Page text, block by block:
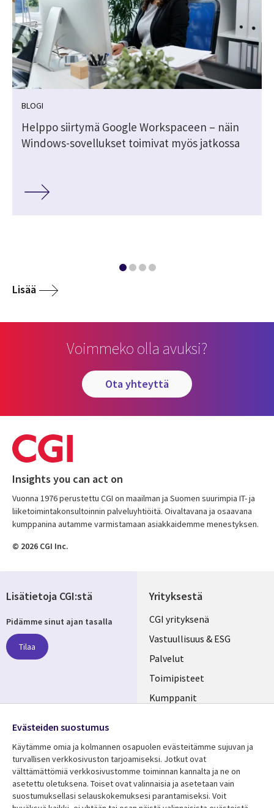
BLOGI
Helppo siirtymä Google Workspaceen – näin
Windows-sovellukset toimivat myös jatkossa
Lisää
Voimmeko olla avuksi?
ota yhteyttä
Insights you can act on
Vuonna 1976 perustettu CGI on maailman ja Suomen suurimpia IT- ja
liiketoimintakonsultoinnin palveluyhtiöitä. Oivaltavana ja osaavana
kumppanina autamme varmistamaan asiakkaidemme menestyksen.
© 2026 CGI Inc.
Yrityksestä
Useful
links
FINLAND
CGI yrityksenä
Vastuullisuus & ESG
Palvelut
Toimipisteet
Kumppanit
Resurssikeskus Lisätietoa
Lisätietoja CGI:stä
Pidämme sinut ajan tasalla
Tilaa
Media
FINLAND
Evästeiden suostumus
Käytämme omia ja kolmannen osapuolen evästeitämme sujuvan ja
turvallisen verkkosivuston tarjoamiseksi. Jotkut ovat
välttämättömiä verkkosivustomme toiminnan kannalta ja ne on
asetettu oletuksena. Toiset ovat valinnaisia ​​ja asetetaan vain
suostumuksellasi selauskokemuksesi parantamiseksi. Voit